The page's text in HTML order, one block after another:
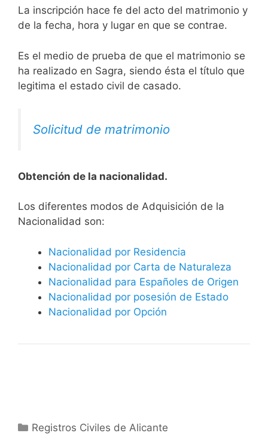
La inscripción hace fe del acto del matrimonio y
de la fecha, hora y lugar en que se contrae.
Es el medio de prueba de que el matrimonio se
ha realizado en Sagra, siendo ésta el título que
legitima el estado civil de casado.
Solicitud de matrimonio
Obtención de la nacionalidad.
​​​Los diferentes modos de Adquisición de la
Nacionalidad son:
Nacionalidad por Residencia
Nacionalidad por Carta de Naturaleza
Nacionalidad para Españoles de Origen
Nacionalidad por posesión de Estado
Nacionalidad por Opción
Categorías
Registros Civiles de Alicante